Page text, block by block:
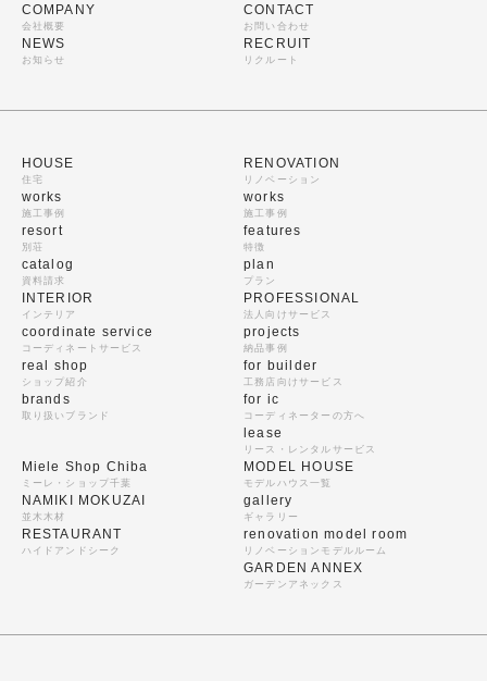
COMPANY
会社概要
NEWS
お知らせ
CONTACT
お問い合わせ
RECRUIT
リクルート
HOUSE
住宅
works
施工事例
resort
別荘
catalog
資料請求
RENOVATION
リノベーション
works
施工事例
features
特徴
plan
プラン
INTERIOR
インテリア
coordinate service
コーディネートサービス
real shop
ショップ紹介
brands
取り扱いブランド
PROFESSIONAL
法人向けサービス
projects
納品事例
for builder
工務店向けサービス
for ic
コーディネーターの方へ
lease
リース・レンタルサービス
Miele Shop Chiba
ミーレ・ショップ千葉
NAMIKI MOKUZAI
並木木材
RESTAURANT
ハイドアンドシーク
MODEL HOUSE
モデルハウス一覧
gallery
ギャラリー
renovation model room
リノベーションモデルルーム
GARDEN ANNEX
ガーデンアネックス